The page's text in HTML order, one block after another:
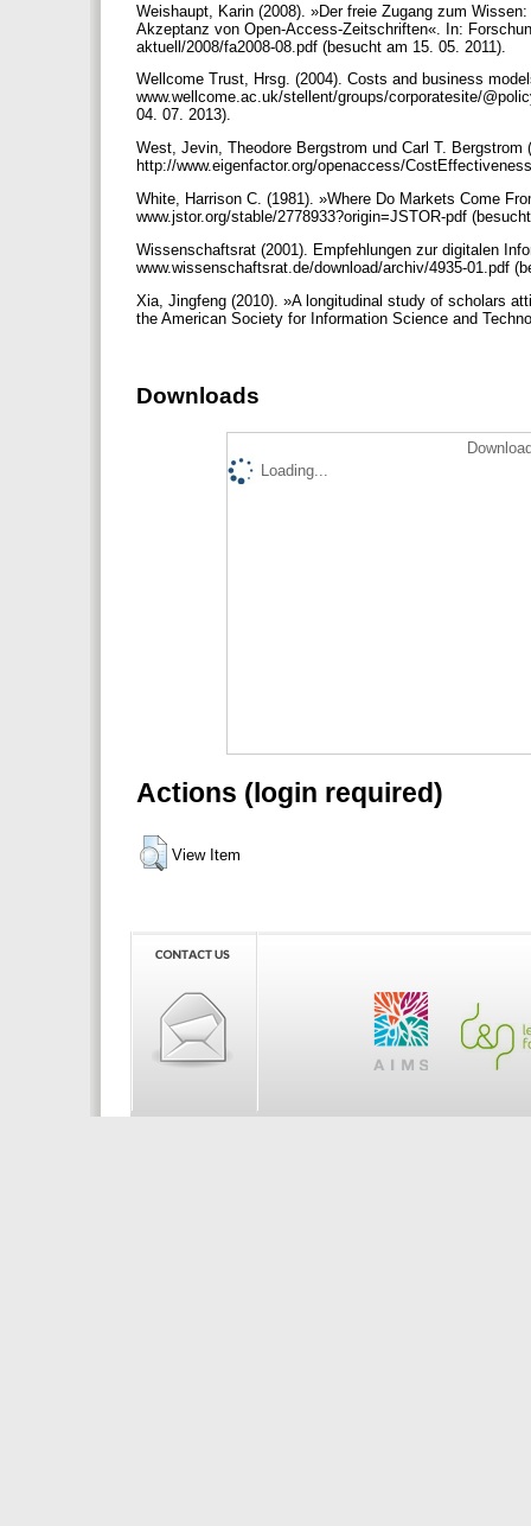
Weishaupt, Karin (2008). »Der freie Zugang zum
Akzeptanz von Open-Access-Zeitschriften«. In:
aktuell/2008/fa2008-08.pdf (besucht am 15. 05. 2011).
Wellcome Trust, Hrsg. (2004). Costs and business
www.wellcome.ac.uk/stellent/groups/corporatesite/
04. 07. 2013).
West, Jevin, Theodore Bergstrom und Carl T.
http://www.eigenfactor.org/openaccess/
White, Harrison C. (1981). »Where Do Markets Come
www.jstor.org/stable/2778933?origin=JSTOR-pdf
Wissenschaftsrat (2001). Empfehlungen zur digitalen
www.wissenschaftsrat.de/download/archiv/4935-01.pdf
Xia, Jingfeng (2010). »A longitudinal study of scholars
the American Society for Information Science and
Downloads
Loading...
Actions (login required)
View Item